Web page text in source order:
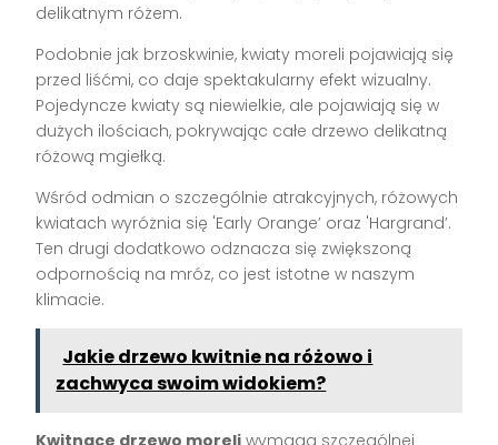
delikatnym różem.
Podobnie jak brzoskwinie, kwiaty moreli pojawiają się
przed liśćmi, co daje spektakularny efekt wizualny.
Pojedyncze kwiaty są niewielkie, ale pojawiają się w
dużych ilościach, pokrywając całe drzewo delikatną
różową mgiełką.
Wśród odmian o szczególnie atrakcyjnych, różowych
kwiatach wyróżnia się 'Early Orange’ oraz 'Hargrand’.
Ten drugi dodatkowo odznacza się zwiększoną
odpornością na mróz, co jest istotne w naszym
klimacie.
Jakie drzewo kwitnie na różowo i
zachwyca swoim widokiem?
Kwitnące drzewo moreli wymaga szczególnej